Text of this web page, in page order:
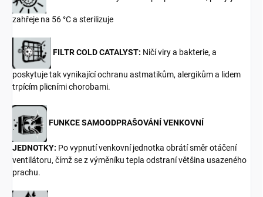
zahřeje na 56 °C a sterilizuje
FILTR COLD CATALYST: Ničí viry a bakterie, a
poskytuje tak vynikající ochranu astmatikům, alergikům a lidem
trpícím plicními chorobami.
FUNKCE SAMOODPRAŠOVÁNÍ VENKOVNÍ
JEDNOTKY: Po vypnutí venkovní jednotka obrátí směr otáčení
ventilátoru, čímž se z výměníku tepla odstraní většina usazeného
prachu.